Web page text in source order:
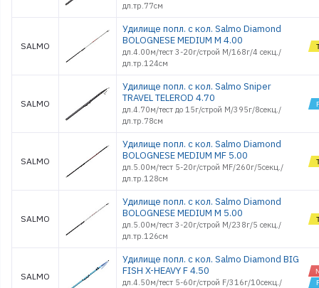
дл.тр.77см
SALMO
Удилище попл. с кол. Salmo Diamond
BOLOGNESE MEDIUM M 4.00
дл.4.00м/тест 3-20г/строй M/168г/4 секц./
дл.тр.124см
SALMO
Удилище попл. с кол. Salmo Sniper
TRAVEL TELEROD 4.70
дл.4.70м/тест до 15г/строй M/395г/8секц./
дл.тр.78см
SALMO
Удилище попл. с кол. Salmo Diamond
BOLOGNESE MEDIUM MF 5.00
дл.5.00м/тест 5-20г/строй MF/260г/5секц./
дл.тр.128см
SALMO
Удилище попл. с кол. Salmo Diamond
BOLOGNESE MEDIUM M 5.00
дл.5.00м/тест 3-20г/строй M/238г/5 секц./
дл.тр.126см
SALMO
Удилище попл. с кол. Salmo Diamond BIG
FISH X-HEAVY F 4.50
дл.4.50м/тест 5-60г/строй F/316г/10секц./